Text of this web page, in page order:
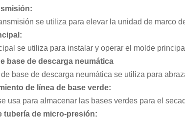
se utiliza para elevar la unidad de marco
se utiliza para instalar y operar el molde
base de descarga neumática
base de descarga neumática se utiliza para
de línea de base verde:
usa para almacenar las bases verdes para el
tubería de micro-presión: